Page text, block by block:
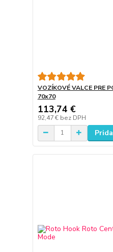
VOZÍKOVÉ VALCE PRE
70x70
113,74 €
92,47 € bez DPH